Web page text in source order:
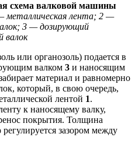
схема валковой машины
металлическая лента; 2 —
3 — дозирующий
валок
или органозоль) подается в
валком 3 и наносящим
материал и равномерно
который, в свою очередь,
лентой 1.
к наносящему валку,
покрытия. Толщина
зазором между